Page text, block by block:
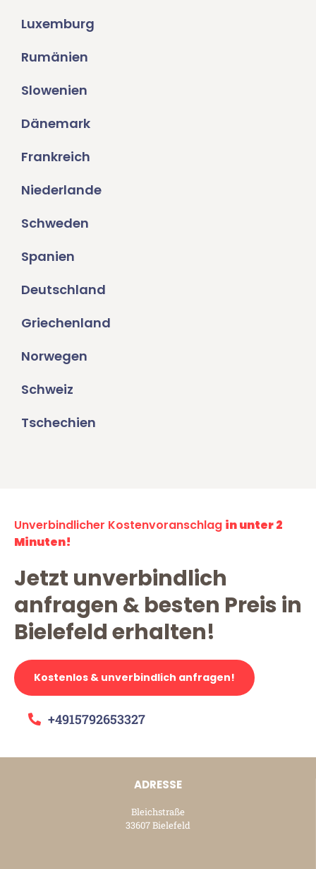
Luxemburg
Rumänien
Slowenien
Dänemark
Frankreich
Niederlande
Schweden
Spanien
Deutschland
Griechenland
Norwegen
Schweiz
Tschechien
Unverbindlicher Kostenvoranschlag in unter 2
Minuten!
Jetzt unverbindlich
anfragen & besten Preis in
Bielefeld erhalten!
Kostenlos & unverbindlich anfragen!
+4915792653327
ADRESSE
Bleichstraße
33607 Bielefeld